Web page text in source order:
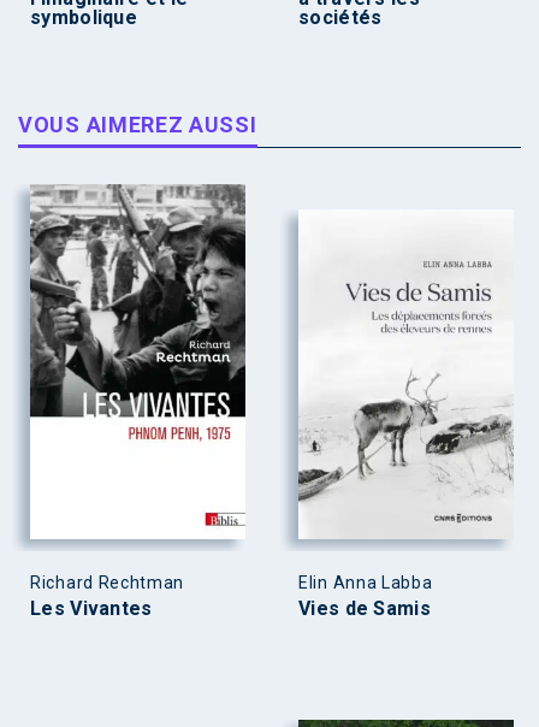
symbolique
sociétés
VOUS AIMEREZ AUSSI
Richard Rechtman
Les Vivantes
Elin Anna Labba
Vies de Samis